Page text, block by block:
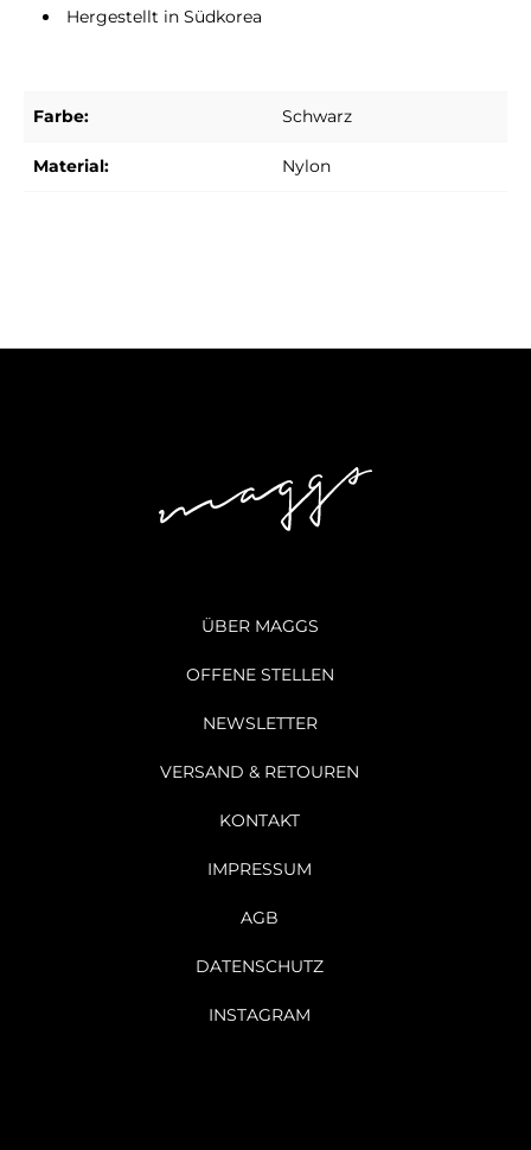
Hergestellt in Südkorea
Farbe: Schwarz
Material: Nylon
ÜBER MAGGS
OFFENE STELLEN
NEWSLETTER
VERSAND & RETOUREN
KONTAKT
IMPRESSUM
AGB
DATENSCHUTZ
INSTAGRAM